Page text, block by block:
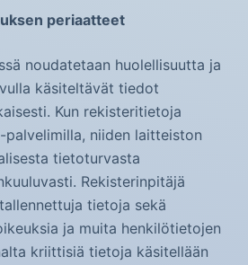
periaatteet
noudatetaan huolellisuutta ja
käsiteltävät tiedot
Kun rekisteritietoja
palvelimilla, niiden laitteiston
tietoturvasta
Rekisterinpitäjä
tietoja sekä
ja muita henkilötietojen
kriittisiä tietoja käsitellään